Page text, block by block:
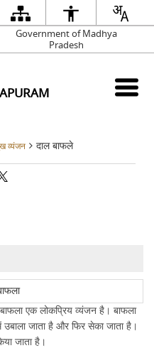
Government of Madhya
Pradesh
व्यंजन दाल बाफले
बाफला एक लोकप्रिय व्यंजन है। बाफला
जाता है और फिर सेका जाता है।
जाता है।